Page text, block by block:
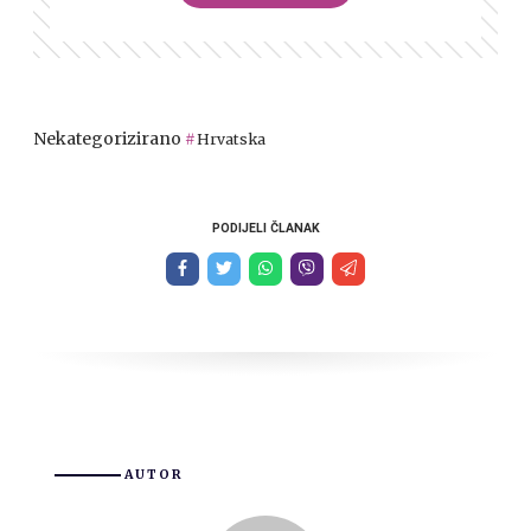
Nekategorizirano Hrvatska
PODIJELI ČLANAK
AUTOR